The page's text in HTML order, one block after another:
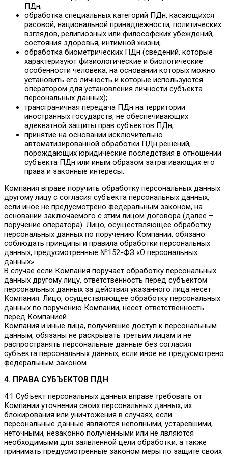
ПДн;
обработка специальных категорий ПДн, касающихся
расовой, национальной принадлежности, политических
взглядов, религиозных или философских убеждений,
состояния здоровья, интимной жизни;
обработка биометрических ПДн (сведений, которые
характеризуют физиологические и биологические
особенности человека, на основании которых можно
установить его личность и которые используются
оператором для установления личности субъекта
персональных данных);
трансграничная передача ПДн на территории
иностранных государств, не обеспечивающих
адекватной защиты прав субъектов ПДн;
принятие на основании исключительно
автоматизированной обработки ПДн решений,
порождающих юридические последствия в отношении
субъекта ПДн или иным образом затрагивающих его
права и законные интересы.
Компания вправе поручить обработку персональных данных
другому лицу с согласия субъекта персональных данных,
если иное не предусмотрено федеральным законом, на
основании заключаемого с этим лицом договора (далее –
поручение оператора). Лицо, осуществляющее обработку
персональных данных по поручению Компании, обязано
соблюдать принципы и правила обработки персональных
данных, предусмотренные №152-ФЗ «О персональных
данных».
В случае если Компания поручает обработку персональных
данных другому лицу, ответственность перед субъектом
персональных данных за действия указанного лица несет
Компания. Лицо, осуществляющее обработку персональных
данных по поручению Компании, несет ответственность
перед Компанией.
Компания и иные лица, получившие доступ к персональным
данным, обязаны не раскрывать третьим лицам и не
распространять персональные данные без согласия
субъекта персональных данных, если иное не предусмотрено
федеральным законом.
4. ПРАВА СУБЪЕКТОВ ПДН
4.1 Субъект персональных данных вправе требовать от
Компании уточнения своих персональных данных, их
блокирования или уничтожения в случаях, если
персональные данные являются неполными, устаревшими,
неточными, незаконно полученными или не являются
необходимыми для заявленной цели обработки, а также
принимать предусмотренные законом меры по защите своих